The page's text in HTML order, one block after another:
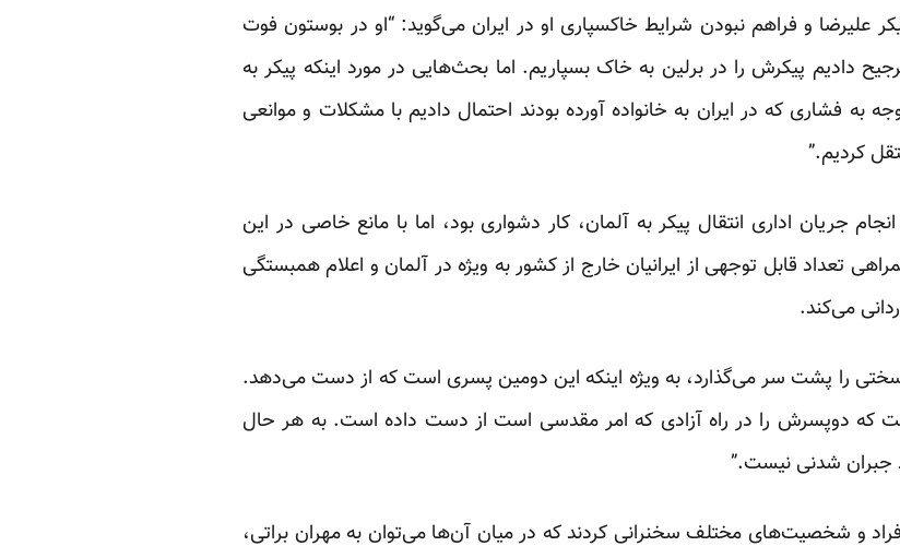
علیرضا و فراهم نبودن شرایط خاکسپاری او در ایران می‌گوید: “او در بوستون فوت
دادیم پیکرش را در برلین به خاک بسپاریم. اما بحث‌هایی در مورد اینکه پیکر به
فشاری که در ایران به خانواده آورده بودند احتمال دادیم با مشکلات و موانعی
کردیم.”
جریان اداری انتقال پیکر به آلمان، کار دشواری بود، اما با مانع خاصی در این
تعداد قابل توجهی از ایرانیان خارج از کشور به ویژه در آلمان و اعلام همبستگی
می‌کند.
سختی را پشت سر می‌گذارد، به ویژه اینکه این دومین پسری است که از دست می‌دهد.
که دوپسرش را در راه آزادی که امر مقدسی است از دست داده است. به هر حال
جبران شدنی نیست.”
و شخصیت‌های مختلف سخنرانی کردند که در میان آن‌ها می‌توان به مهران براتی،